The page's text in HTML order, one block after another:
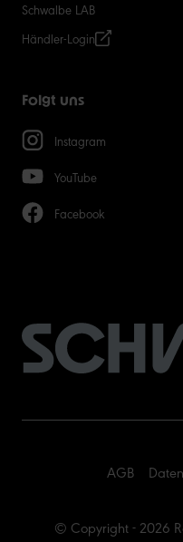
Schwalbe LAB
Händler-Login
Folgt uns
Instagram
YouTube
Facebook
© Copyright - 2026
AGB